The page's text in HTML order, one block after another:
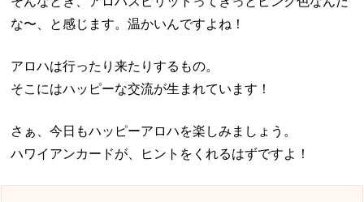
な〜、と感じます。温かいんですよね！
アロハは行ったり来たりするもの。
そこにはハッピーな交流が生まれています！
さぁ、今日もハッピーアロハを楽しみましょう。
ハワイアンカードが、ヒントをくれるはずですよ！